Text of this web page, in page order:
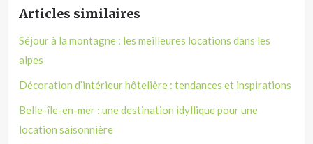
Articles similaires
Séjour à la montagne : les meilleures locations dans les
alpes
Décoration d’intérieur hôtelière : tendances et inspirations
Belle-île-en-mer : une destination idyllique pour une
location saisonnière